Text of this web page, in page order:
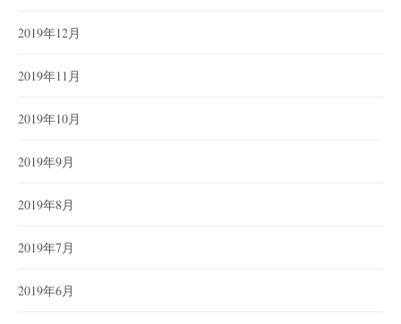
2019年12月
2019年11月
2019年10月
2019年9月
2019年8月
2019年7月
2019年6月